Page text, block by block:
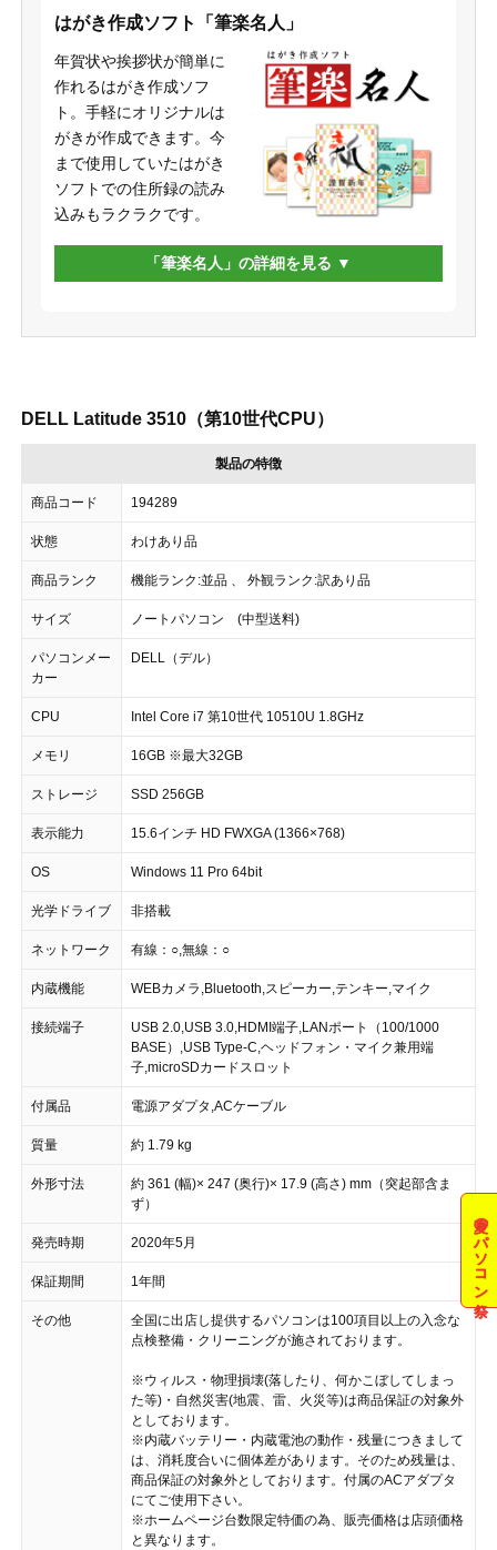
はがき作成ソフト「筆楽名人」
年賀状や挨拶状が簡単に
作れるはがき作成ソフ
ト。手軽にオリジナルは
がきが作成できます。今
まで使用していたはがき
ソフトでの住所録の読み
込みもラクラクです。
「筆楽名人」の詳細を見る
DELL Latitude 3510（第10世代CPU）
製品の特徴
商品コード 194289
状態 わけあり品
商品ランク 機能ランク:並品 、 外観ランク:訳あり品
サイズ ノートパソコン (中型送料)
パソコンメー
カー
DELL（デル）
CPU Intel Core i7 第10世代 10510U 1.8GHz
メモリ 16GB ※最大32GB
ストレージ SSD 256GB
表示能力 15.6インチ HD FWXGA (1366×768)
OS Windows 11 Pro 64bit
光学ドライブ 非搭載
ネットワーク 有線：○,無線：○
内蔵機能 WEBカメラ,Bluetooth,スピーカー,テンキー,マイク
接続端子
USB 2.0,USB 3.0,HDMI端子,LANポート（100/1000
BASE）,USB Type-C,ヘッドフォン・マイク兼用端
子,microSDカードスロット
付属品 電源アダプタ,ACケーブル
質量 約 1.79 kg
外形寸法
約 361 (幅)× 247 (奥行)× 17.9 (高さ) mm（突起部含ま
ず）
発売時期 2020年5月
保証期間 1年間
その他
全国に出店し提供するパソコンは100項目以上の入念な
点検整備・クリーニングが施されております。
※ウィルス・物理損壊(落したり、何かこぼしてしまっ
た等)・自然災害(地震、雷、火災等)は商品保証の対象外
としております。
※内蔵バッテリー・内蔵電池の動作・残量につきまして
は、消耗度合いに個体差があります。そのため残量は、
商品保証の対象外としております。付属のACアダプタ
にてご使用下さい。
※ホームページ台数限定特価の為、販売価格は店頭価格
と異なります。
夏のパソコン祭